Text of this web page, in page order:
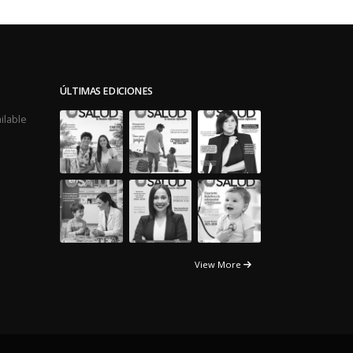
ÚLTIMAS EDICIONES
View More